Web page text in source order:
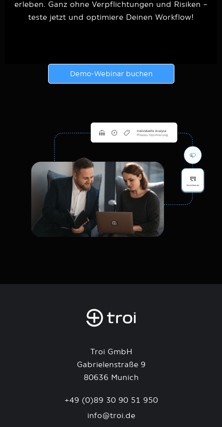
erleben. Ganz ohne Verpflichtungen und Risiken –
teste jetzt und optimiere Deinen Workflow!
Demo-Webinar buchen
Troi GmbH
Gabrielenstraße 9
80636 Munich
+49 (0)89 30 90 51 950
info@troi.de